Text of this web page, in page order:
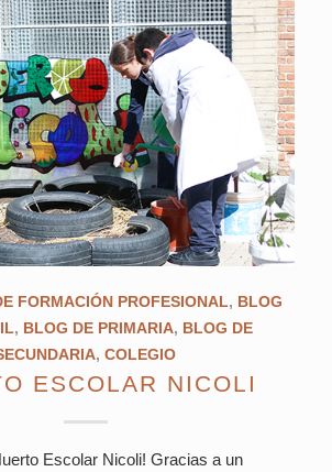
FORMACIÓN PROFESIONAL, BLOG
, BLOG DE PRIMARIA, BLOG DE
,COLEGIO
ESCOLAR NICOLI
Escolar Nicoli! Gracias a un